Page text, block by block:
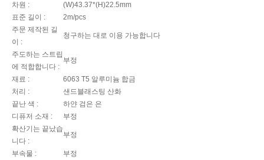
차원 :
(W)43.37*(H)22.5mm
표준 길이 :
2m/pcs
주문 제작된 길
이 :
청구하는 대로 이용 가능합니다
주도하는 스트립
에 적합합니다 :
부정
재료 :
6063 T5 알루미늄 합금
처리 :
샌드블래스팅 산화
끝난 색 :
하얀 검은 은
디퓨저 소재 :
부정
확산기는 끝났습
니다 :
부정
부속물 :
부정